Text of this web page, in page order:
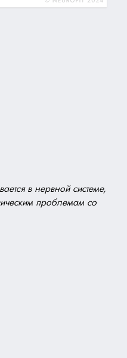
в нервной системе,
проблемам со